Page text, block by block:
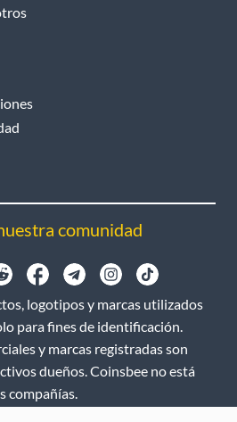
comunidad
logotipos y marcas utilizados
para fines de identificación.
y marcas registradas son
dueños. Coinsbee no está
compañías.